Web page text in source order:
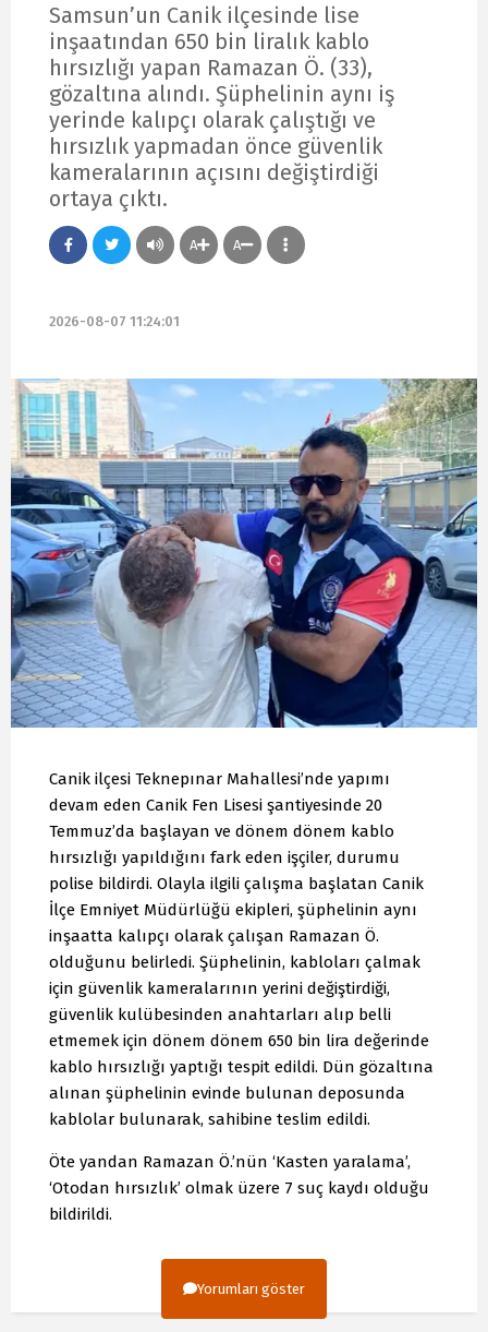
Samsun’un Canik ilçesinde lise
inşaatından 650 bin liralık kablo
hırsızlığı yapan Ramazan Ö. (33),
gözaltına alındı. Şüphelinin aynı iş
yerinde kalıpçı olarak çalıştığı ve
hırsızlık yapmadan önce güvenlik
kameralarının açısını değiştirdiği
ortaya çıktı.
A A
2026-08-07 11:24:01
Canik ilçesi Teknepınar Mahallesi’nde yapımı
devam eden Canik Fen Lisesi şantiyesinde 20
Temmuz’da başlayan ve dönem dönem kablo
hırsızlığı yapıldığını fark eden işçiler, durumu
polise bildirdi. Olayla ilgili çalışma başlatan Canik
İlçe Emniyet Müdürlüğü ekipleri, şüphelinin aynı
inşaatta kalıpçı olarak çalışan Ramazan Ö.
olduğunu belirledi. Şüphelinin, kabloları çalmak
için güvenlik kameralarının yerini değiştirdiği,
güvenlik kulübesinden anahtarları alıp belli
etmemek için dönem dönem 650 bin lira değerinde
kablo hırsızlığı yaptığı tespit edildi. Dün gözaltına
alınan şüphelinin evinde bulunan deposunda
kablolar bulunarak, sahibine teslim edildi.
Öte yandan Ramazan Ö.’nün ‘Kasten yaralama’,
‘Otodan hırsızlık’ olmak üzere 7 suç kaydı olduğu
bildirildi.
Yorumları göster